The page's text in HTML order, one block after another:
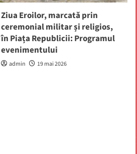
Ziua Eroilor, marcată prin
ceremonial militar și religios,
în Piața Republicii: Programul
evenimentului
admin 19 mai 2026